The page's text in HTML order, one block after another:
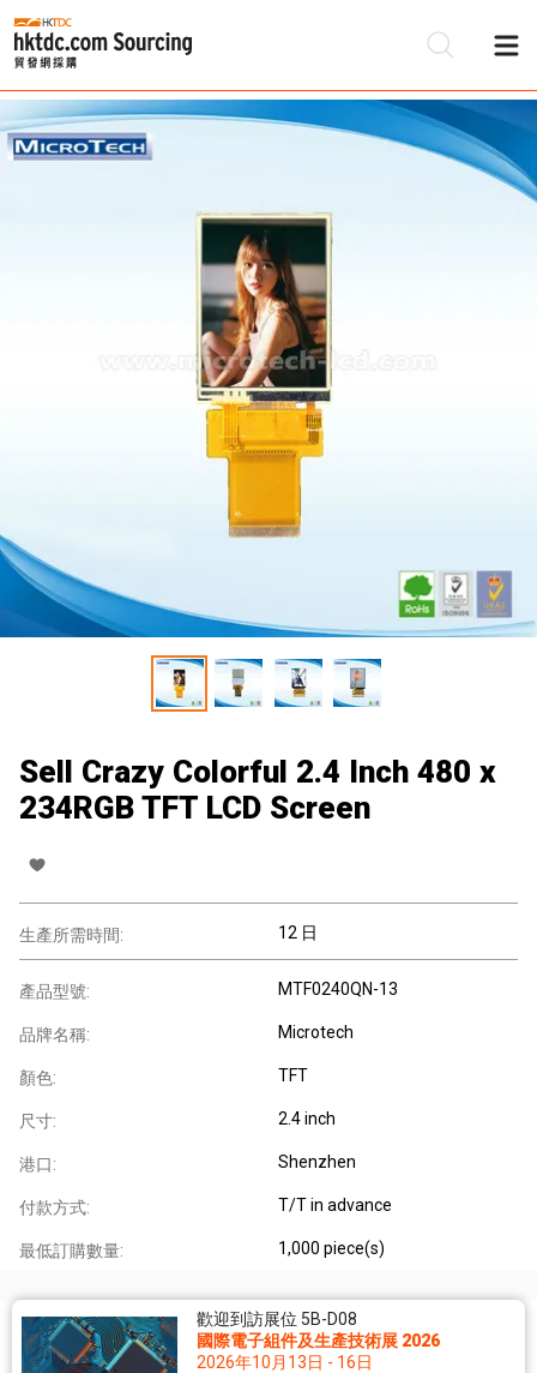
Sell Crazy Colorful 2.4 Inch 480 x
234RGB TFT LCD Screen
生產所需時間: 12 日
產品型號: MTF0240QN-13
品牌名稱: Microtech
顏色: TFT
尺寸: 2.4 inch
港口: Shenzhen
付款方式: T/T in advance
最低訂購數量: 1,000 piece(s)
歡迎到訪展位 5B-D08
國際電子組件及生產技術展 2026
2026年10月13日 - 16日